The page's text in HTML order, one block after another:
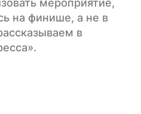
мероприятие,
на финише, а не в
в